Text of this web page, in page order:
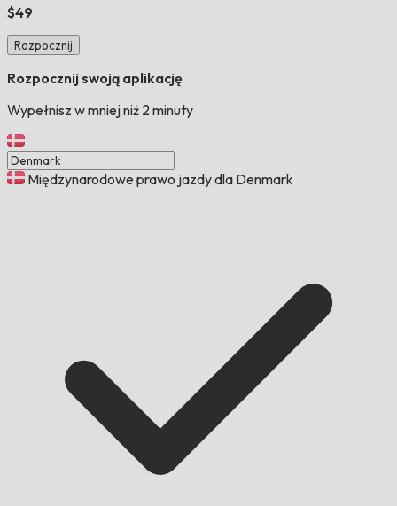
$49
Rozpocznij
Rozpocznij swoją aplikację
Wypełnisz w mniej niż 2 minuty
Międzynarodowe prawo jazdy dla Denmark